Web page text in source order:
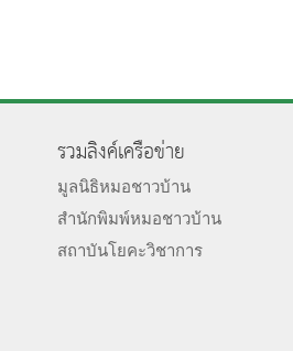
รวมลิงค์เครือข่าย
มูลนิธิหมอชาวบ้าน
สำนักพิมพ์หมอชาวบ้าน
สถาบันโยคะวิชาการ